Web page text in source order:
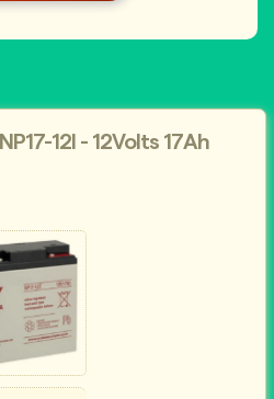
12l - 12Volts 17Ah